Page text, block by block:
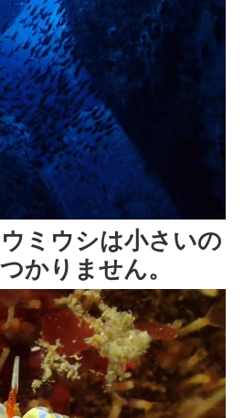
ミウシは小さいの
かりません。